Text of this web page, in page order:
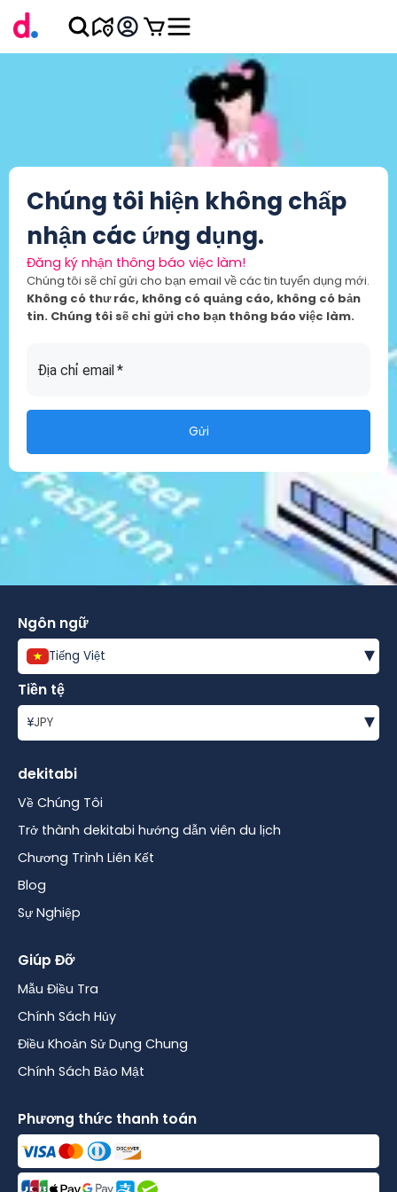
Chúng tôi hiện không chấp
nhận các ứng dụng.
Đăng ký nhận thông báo việc làm!
Chúng tôi sẽ chỉ gửi cho bạn email về các tin tuyển dụng mới.
Không có thư rác, không có quảng cáo, không có bản
tin. Chúng tôi sẽ chỉ gửi cho bạn thông báo việc làm.
Địa chỉ email *
Gửi
Ngôn ngữ
Tiếng Việt ▾
Tiền tệ
¥JPY ▾
dekitabi
Về Chúng Tôi
Trở thành dekitabi hướng dẫn viên du lịch
Chương Trình Liên Kết
Blog
Sự Nghiệp
Giúp Đỡ
Mẫu Điều Tra
Chính Sách Hủy
Điều Khoản Sử Dụng Chung
Chính Sách Bảo Mật
Phương thức thanh toán